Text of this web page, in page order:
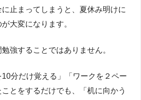
止まってしまうと、夏休み明けに
大変になります。
強することではありません。
分だけ覚える」「ワークを２ペー
とをするだけでも、「机に向かう